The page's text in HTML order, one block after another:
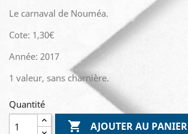
Le carnaval de Nouméa.
Cote: 1,30€
Année: 2017
1 valeur, sans charnière.
Quantité
 AJOUTER AU PANIER